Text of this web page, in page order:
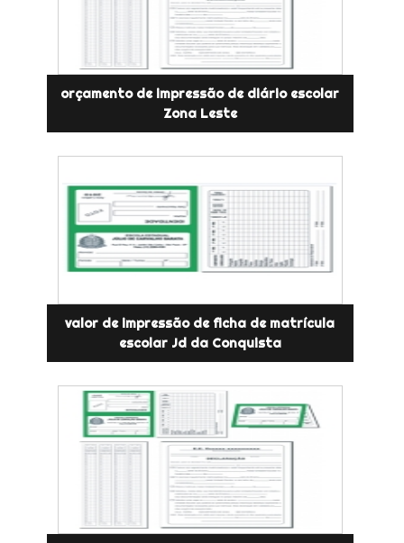
orçamento de impressão de diário escolar
Zona Leste
valor de impressão de ficha de matrícula
escolar Jd da Conquista